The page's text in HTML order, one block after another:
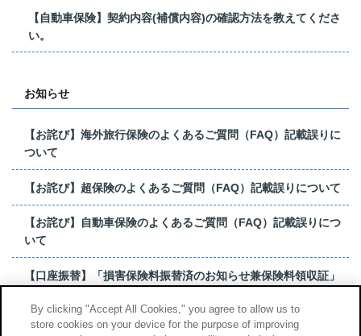
【自動車保険】契約内容(補償内容)の確認方法を教えてくださ
い。
お知らせ
【お詫び】海外旅行保険のよくあるご質問（FAQ）記載誤りに
ついて
【お詫び】超保険のよくあるご質問（FAQ）記載誤りについて
【お詫び】自動車保険のよくあるご質問（FAQ）記載誤りにつ
いて
【口座振替】「損害保険料振替済のお知らせ兼保険料領収証」
【お詫び】超保険のよくあるご質問（FAQ）記載誤りについて
By clicking "Accept All Cookies," you agree to allow us to
store cookies on your device for the purpose of improving